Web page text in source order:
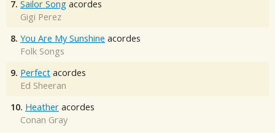
7. Sailor Song acordes
Gigi Perez
8. You Are My Sunshine acordes
Folk Songs
9. Perfect acordes
Ed Sheeran
10. Heather acordes
Conan Gray